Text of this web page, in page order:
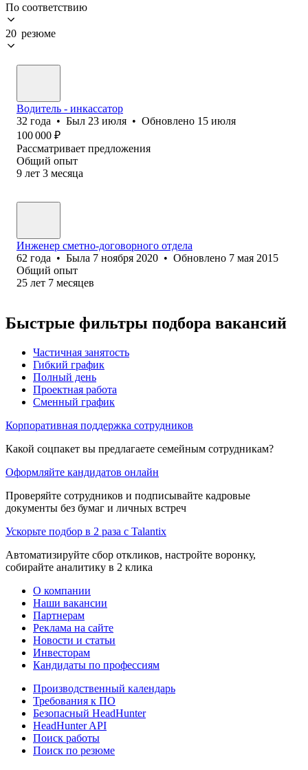
По соответствию
20 резюме
Водитель - инкассатор
32 года • Был 23 июля • Обновлено 15 июля
100 000 ₽
Рассматривает предложения
Общий опыт
9 лет 3 месяца
Инженер сметно-договорного отдела
62 года • Была 7 ноября 2020 • Обновлено 7 мая 2015
Общий опыт
25 лет 7 месяцев
Быстрые фильтры подбора вакансий
Частичная занятость
Гибкий график
Полный день
Проектная работа
Сменный график
Корпоративная поддержка сотрудников
Какой соцпакет вы предлагаете семейным сотрудникам?
Оформляйте кандидатов онлайн
Проверяйте сотрудников и подписывайте кадровые
документы без бумаг и личных встреч
Ускорьте подбор в 2 раза с Talantix
Автоматизируйте сбор откликов, настройте воронку,
собирайте аналитику в 2 клика
О компании
Наши вакансии
Партнерам
Реклама на сайте
Новости и статьи
Инвесторам
Кандидаты по профессиям
Производственный календарь
Требования к ПО
Безопасный HeadHunter
HeadHunter API
Поиск работы
Поиск по резюме